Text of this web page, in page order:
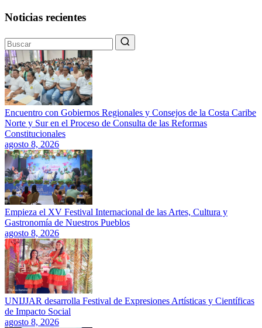
Noticias recientes
Encuentro con Gobiernos Regionales y Consejos de la Costa Caribe
Norte y Sur en el Proceso de Consulta de las Reformas
Constitucionales
agosto 8, 2026
Empieza el XV Festival Internacional de las Artes, Cultura y
Gastronomía de Nuestros Pueblos
agosto 8, 2026
UNIJJAR desarrolla Festival de Expresiones Artísticas y Científicas
de Impacto Social
agosto 8, 2026